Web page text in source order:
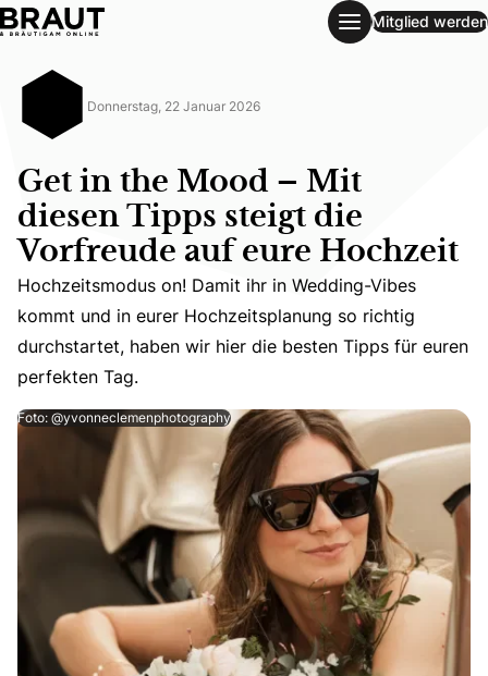
Get in the Mood – Mit diesen Tipps steigt die Vorfreude
Mitglied werden
Donnerstag, 22 Januar 2026
Get in the Mood – Mit
diesen Tipps steigt die
Vorfreude auf eure Hochzeit
Hochzeitsmodus on! Damit ihr in Wedding-Vibes
Hochzeitsmodus on! Damit ihr in Wedding-Vibes
kommt und in eurer Hochzeitsplanung so richtig
durchstartet, haben wir hier die besten Tipps für euren
perfekten Tag.
Foto: @yvonneclemenphotography